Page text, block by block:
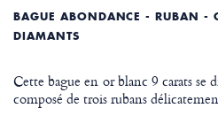
BAGUE ABONDANCE - RUBAN -
DIAMANTS
Cette bague en or blanc 9 carats se
composé de trois rubans